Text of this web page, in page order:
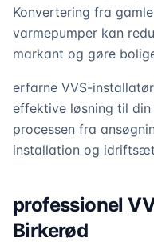
Konvertering fra
varmepumper kan
markant og gøre
erfarne VVS-
effektive løsning til
processen fra
installation og
professionel
Birkerød